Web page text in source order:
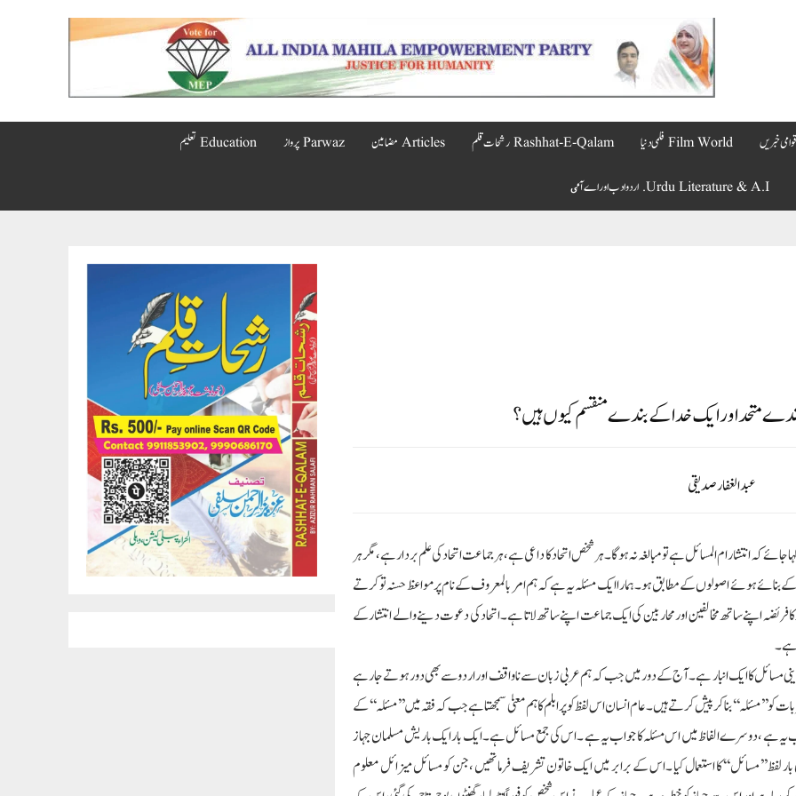
Film World فلمی دنیا Rashhat-E-Qalam رشحات قلم Articles مضامین Parwaz پرواز Education تعلیم
Urdu Literature & A.I. اردو ادب اور اے آٸ
عبدالغفارصدیقی
انتشار ام المسائل ہے تو مبالغہ نہ ہوگا ۔ہر شخص اتحاد کا داعی ہے ،ہر جماعت اتحاد کی علم بردار ہے ،مگر ہر
ہوئے اصولوں کے مطابق ہو۔ہمارا ایک مسئلہ یہ ہے کہ ہم امر بالمعروف کے نام پر مواعظ حسنہ تو کرتے
اپنے ساتھ مخالفین اور محاربین کی ایک جماعت اپنے ساتھ لاتا ہے۔اتحاد کی دعوت دینے والے انتشار کے
ہے ۔
مسائل کا ایک انبار ہے ۔آج کے دور میں جب کہ ہم عربی زبان سے ناواقف اور اردو سے بھی دور ہوتے جارہے
کو ’’مسئلہ ‘‘بنا کر پیش کرتے ہیں ۔عام انسان اس لفظ کو پرابلم کا ہم معنیٰ سمجھتا ہے جب کہ فقہ میں ’’ مسئلہ‘‘ کے
یہ ہے ،دوسرے الفاظ میں اس مسئلہ کا جواب یہ ہے ۔اس کی جمع مسائل ہے ۔ایک بار ایک باریش مسلمان جہاز
لفظ ’’مسائل ‘‘کا استعمال کیا ۔اس کے برابر میں ایک خاتون تشریف فرما تھیں ،جن کو مسائل میزائل معلوم